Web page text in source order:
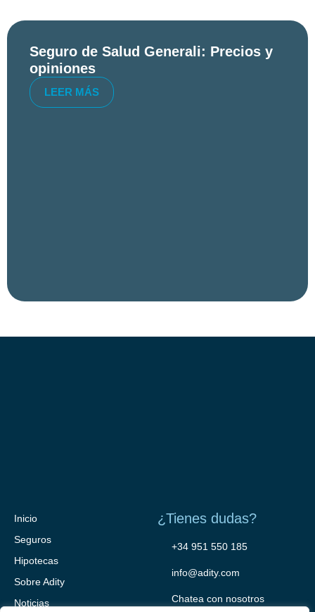
Seguro de Salud Generali: Precios y
opiniones
LEER MÁS
Inicio
Seguros
Hipotecas
Sobre Adity
Noticias
¿Tienes dudas?
+34 951 550 185
info@adity.com
Chatea con nosotros